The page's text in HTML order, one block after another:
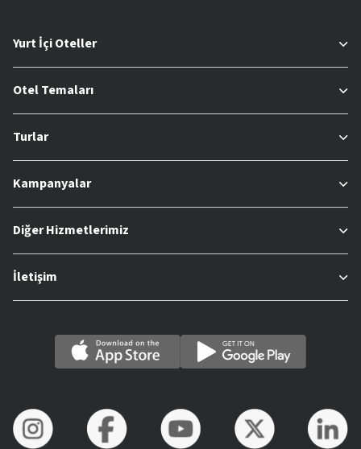
Yurt İçi Oteller
Otel Temaları
Turlar
Kampanyalar
Diğer Hizmetlerimiz
İletişim